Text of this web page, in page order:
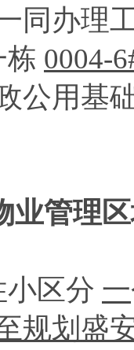
同办理
栋 0004-
公用基
业管理
区分 一
规划盛